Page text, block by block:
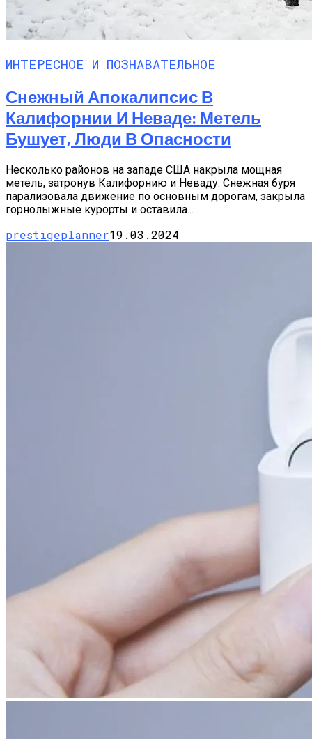
ИНТЕРЕСНОЕ И ПОЗНАВАТЕЛЬНОЕ
Снежный Апокалипсис В
Калифорнии И Неваде: Метель
Бушует, Люди В Опасности
Несколько районов на западе США накрыла мощная
метель, затронув Калифорнию и Неваду. Снежная буря
парализовала движение по основным дорогам, закрыла
горнолыжные курорты и оставила...
prestigeplanner19.03.2024